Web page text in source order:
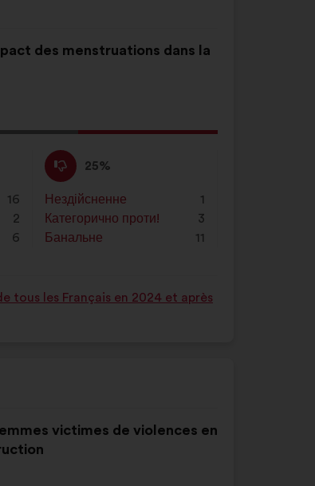
des menstruations dans la
16
2
6
Проти
:
25%
Ця
пропозиція
була
оцінена
Нездійсненне
: 1
разів
Категорично проти!
: 3
разів
Банальне
: 11
разів
tous les Français en 2024 et après
victimes de violences en